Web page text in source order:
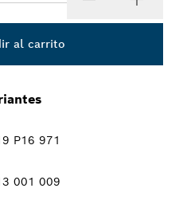
al carrito
P16 971
001 009